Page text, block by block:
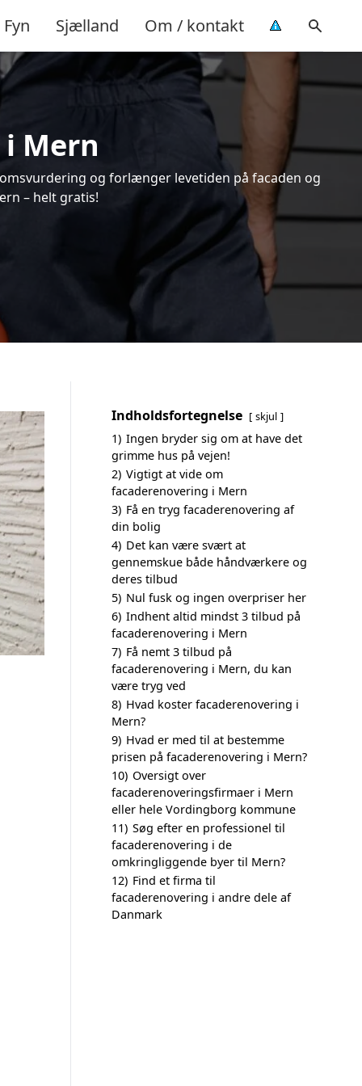
Fyn Sjælland Om / kontakt
Mern
og forlænger levetiden på facaden og
– helt gratis!
Indholdsfortegnelse skjul
1) Ingen bryder sig om at have det
grimme hus på vejen!
2) Vigtigt at vide om
facaderenovering i Mern
3) Få en tryg facaderenovering af
din bolig
4) Det kan være svært at
gennemskue både håndværkere og
deres tilbud
5) Nul fusk og ingen overpriser her
6) Indhent altid mindst 3 tilbud på
facaderenovering i Mern
7) Få nemt 3 tilbud på
facaderenovering i Mern, du kan
være tryg ved
8) Hvad koster facaderenovering i
Mern?
9) Hvad er med til at bestemme
prisen på facaderenovering i Mern?
10) Oversigt over
facaderenoveringsfirmaer i Mern
eller hele Vordingborg kommune
11) Søg efter en professionel til
facaderenovering i de
omkringliggende byer til Mern?
12) Find et firma til
facaderenovering i andre dele af
Danmark